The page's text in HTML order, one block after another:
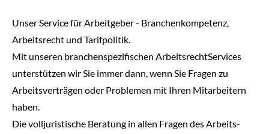
Unser Service für Arbeitgeber - Branchenkompetenz,
Arbeitsrecht und Tarifpolitik.
Mit unseren branchenspezifischen ArbeitsrechtServices
unterstützen wir Sie immer dann, wenn Sie Fragen zu
Arbeitsverträgen oder Problemen mit Ihren Mitarbeitern
haben.
Die volljuristische Beratung in allen Fragen des Arbeits-